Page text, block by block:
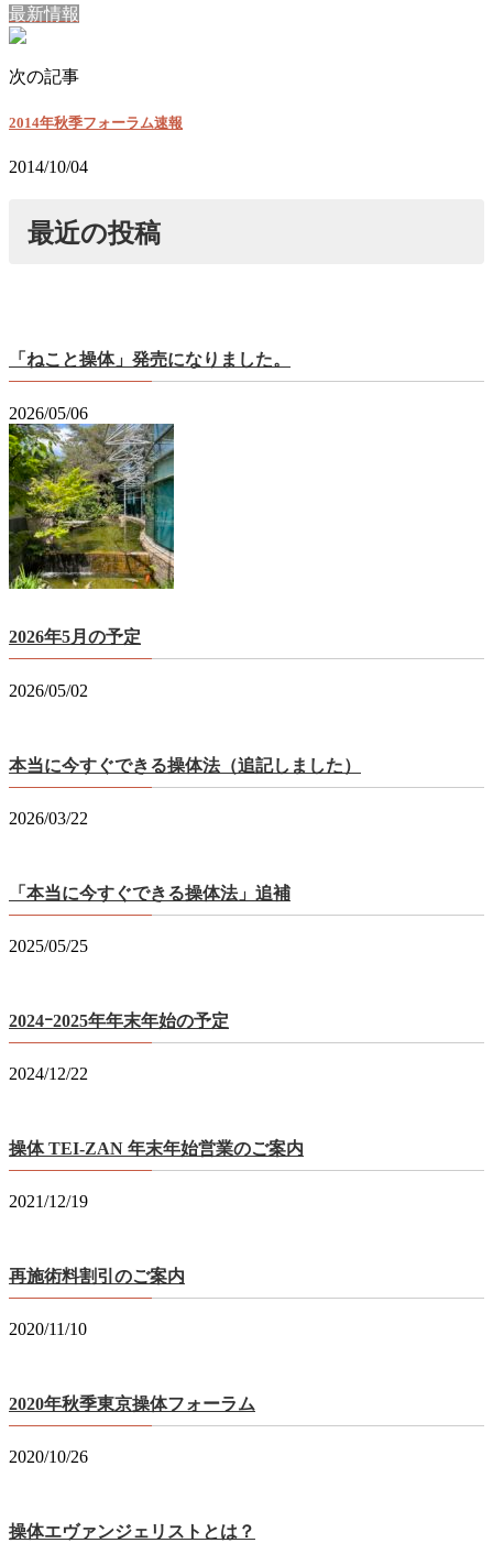
最新情報
次の記事
2014年秋季フォーラム速報
2014/10/04
最近の投稿
「ねこと操体」発売になりました。
2026/05/06
2026年5月の予定
2026/05/02
本当に今すぐできる操体法（追記しました）
2026/03/22
「本当に今すぐできる操体法」追補
2025/05/25
2024ｰ2025年年末年始の予定
2024/12/22
操体 TEI-ZAN 年末年始営業のご案内
2021/12/19
再施術料割引のご案内
2020/11/10
2020年秋季東京操体フォーラム
2020/10/26
操体エヴァンジェリストとは？